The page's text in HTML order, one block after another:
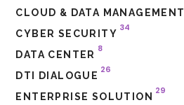
CLOUD & DATA MANAGEMENT
CYBER SECURITY
34
DATA CENTER
8
DTI DIALOGUE
26
ENTERPRISE SOLUTION
29